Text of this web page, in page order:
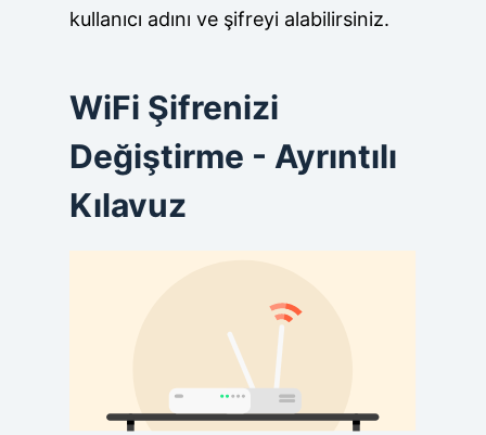
kullanıcı adını ve şifreyi alabilirsiniz.
WiFi Şifrenizi
Değiştirme - Ayrıntılı
Kılavuz